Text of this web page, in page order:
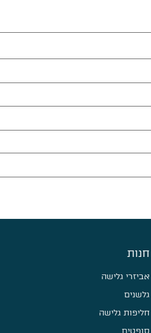
חנות
אביזרי גלישה
גלשנים
חליפות גלישה
סופטים